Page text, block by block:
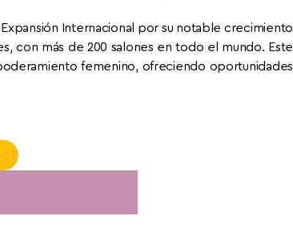
Expansión Internacional por su notable crecimiento
con más de 200 salones en todo el mundo. Este
femenino, ofreciendo oportunidades